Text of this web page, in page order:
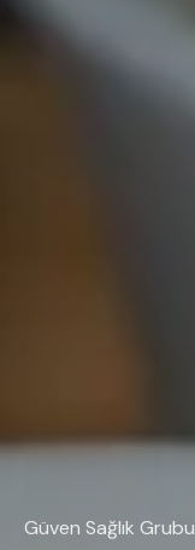
Güven Sağlık Grubu